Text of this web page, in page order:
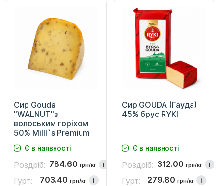
Сир Gouda
"WALNUT"з
волоським горіхом
50% Milll`s Premium
Є в наявності
Роздріб: 784.60 грн/кг i
Гурт: 703.40 грн/кг i
Сир GOUDA (Гауда)
45% брус RYKI
Є в наявності
Роздріб: 312.00 грн/кг i
Гурт: 279.80 грн/кг i